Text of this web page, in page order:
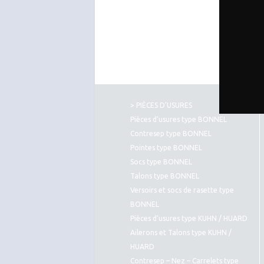
> PIÈCES D’USURES
Pièces d’usures type BONNEL
Contresep type BONNEL
Pointes type BONNEL
Socs type BONNEL
Talons type BONNEL
Versoirs et socs de rasette type
BONNEL
Pièces d’usures type KUHN / HUARD
Ailerons et Talons type KUHN /
HUARD
Contresep – Nez – Carrelets type